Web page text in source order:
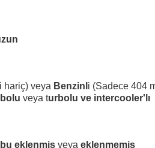
hariç) veya Benzinl i (Sadece 404
veya turbolu ve intercooler'lı
eklenmişveya eklenmemiş